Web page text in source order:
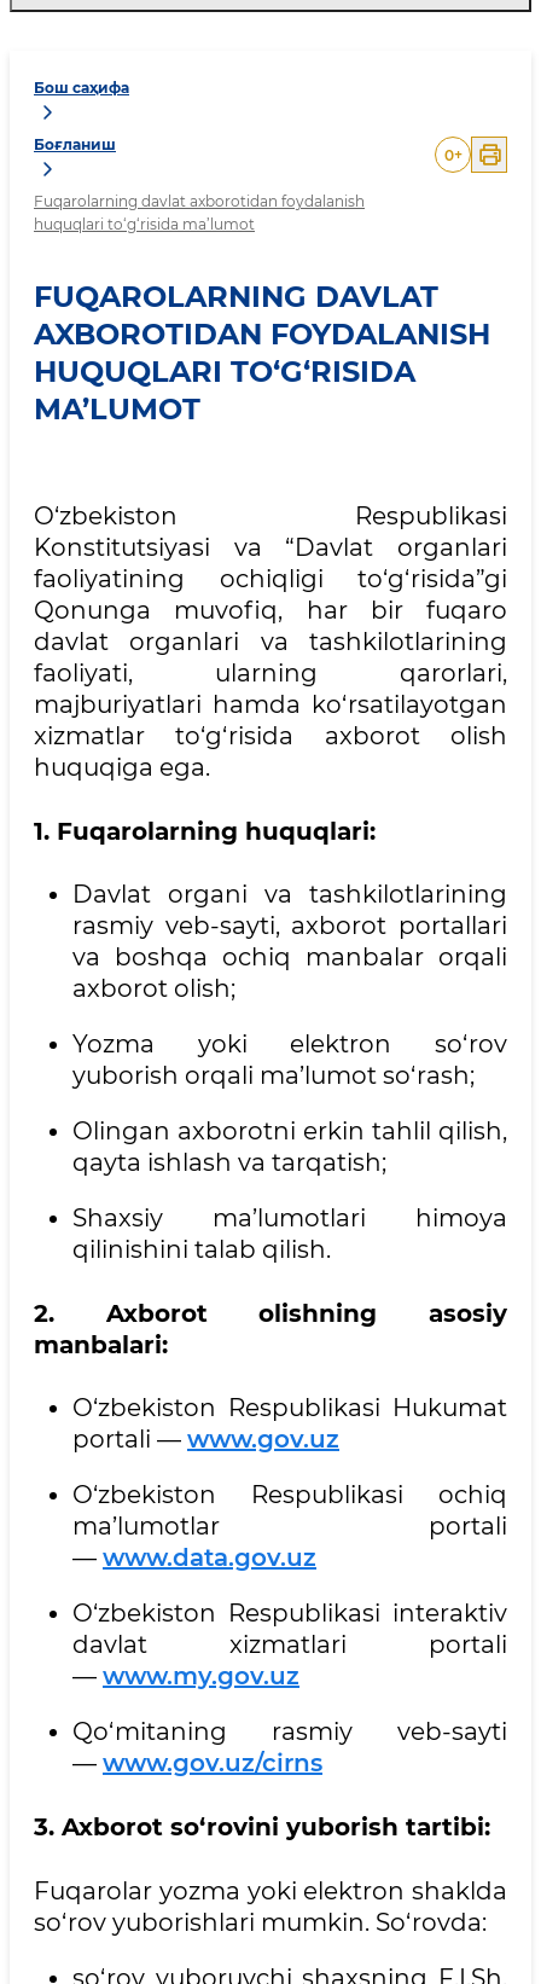
Бош саҳифа
Боғланиш
Fuqarolarning davlat axborotidan foydalanish
huquqlari to‘g‘risida ma’lumot
0+
FUQAROLARNING DAVLAT
AXBOROTIDAN FOYDALANISH
HUQUQLARI TO‘G‘RISIDA
MA’LUMOT
O‘zbekiston Respublikasi
Konstitutsiyasi va “Davlat organlari
faoliyatining ochiqligi to‘g‘risida”gi
Qonunga muvofiq, har bir fuqaro
davlat organlari va tashkilotlarining
faoliyati, ularning qarorlari,
majburiyatlari hamda ko‘rsatilayotgan
xizmatlar to‘g‘risida axborot olish
huquqiga ega.
1. Fuqarolarning huquqlari:
Davlat organi va tashkilotlarining
rasmiy veb-sayti, axborot portallari
va boshqa ochiq manbalar orqali
axborot olish;
Yozma yoki elektron so‘rov
yuborish orqali ma’lumot so‘rash;
Olingan axborotni erkin tahlil qilish,
qayta ishlash va tarqatish;
Shaxsiy ma’lumotlari himoya
qilinishini talab qilish.
2. Axborot olishning asosiy
manbalari:
O‘zbekiston Respublikasi Hukumat
portali — www.gov.uz
O‘zbekiston Respublikasi ochiq
ma’lumotlar portali
— www.data.gov.uz
O‘zbekiston Respublikasi interaktiv
davlat xizmatlari portali
— www.my.gov.uz
Qo‘mitaning rasmiy veb-sayti
— www.gov.uz/cirns
3. Axborot so‘rovini yuborish tartibi:
Fuqarolar yozma yoki elektron shaklda
so‘rov yuborishlari mumkin. So‘rovda:
so‘rov yuboruvchi shaxsning F.I.Sh.